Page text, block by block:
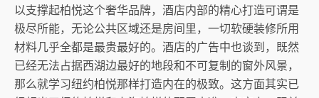
以支撑起柏悦这个奢华品牌，酒店内部的精心打造可谓是
极尽所能，无论公共区域还是房间里，一切软硬装修所用
材料几乎全都是最贵最好的。酒店的广告中也谈到，既然
已经无法占据西湖边最好的地段和不可复制的窗外风景，
那么就学习纽约柏悦那样打造内在的极致。这方面其实已